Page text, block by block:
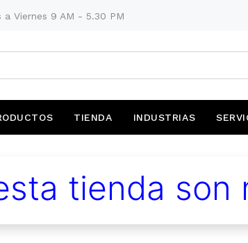
a Viernes 9 AM - 5.30 PM
TIENDA INDUSTRIAS
tienda